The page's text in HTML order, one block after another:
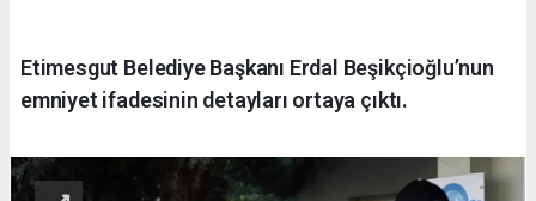
Etimesgut Belediye Başkanı Erdal Beşikçioğlu’nun
emniyet ifadesinin detayları ortaya çıktı.